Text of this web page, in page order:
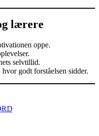
lærere
oppe.
selvtillid.
godt forståelsen sidder.